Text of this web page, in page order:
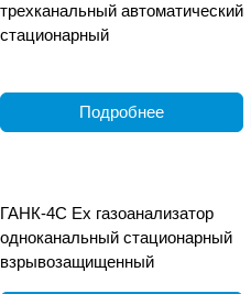
трехканальный автоматический
стационарный
Подробнее
ГАНК-4С Ех газоанализатор
одноканальный стационарный
взрывозащищенный